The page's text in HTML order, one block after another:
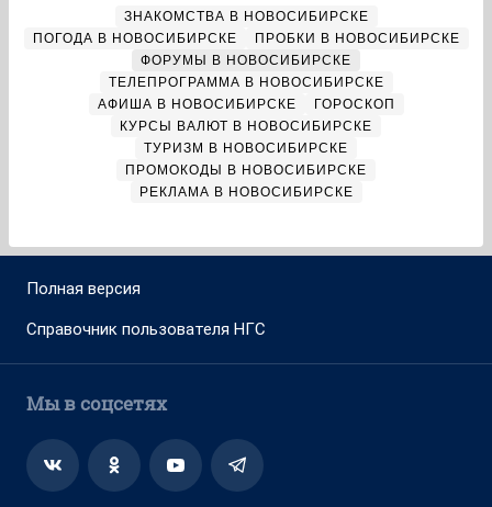
ЗНАКОМСТВА В НОВОСИБИРСКЕ
ПОГОДА В НОВОСИБИРСКЕ
ПРОБКИ В НОВОСИБИРСКЕ
ФОРУМЫ В НОВОСИБИРСКЕ
ТЕЛЕПРОГРАММА В НОВОСИБИРСКЕ
АФИША В НОВОСИБИРСКЕ
ГОРОСКОП
КУРСЫ ВАЛЮТ В НОВОСИБИРСКЕ
ТУРИЗМ В НОВОСИБИРСКЕ
ПРОМОКОДЫ В НОВОСИБИРСКЕ
РЕКЛАМА В НОВОСИБИРСКЕ
Полная версия
Справочник пользователя НГС
Мы в соцсетях